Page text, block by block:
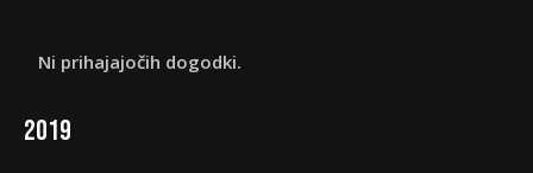
Ni prihajajočih dogodki.
2019